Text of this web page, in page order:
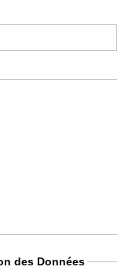
des Données